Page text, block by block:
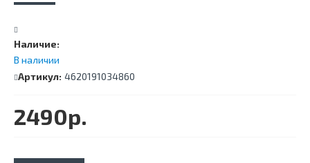
Наличие:
В наличии
Артикул: 4620191034860
2490р.